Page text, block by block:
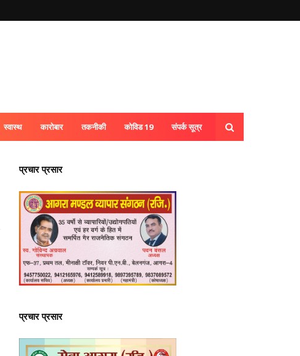
स्वास्थ कारोबार तकनीकी कोविड 19 संपर्क सूत्र
प्रचार प्रसार
प्रचार प्रसार